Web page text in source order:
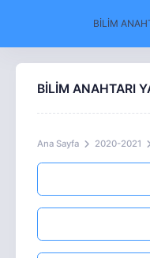
BİLİM
BİLİM ANAHTARI
Ana Sayfa 2020-2021